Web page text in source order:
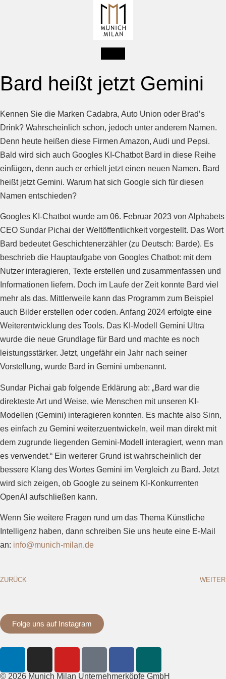
Bard heißt jetzt Gemini
Kennen Sie die Marken Cadabra, Auto Union oder Brad’s
Drink? Wahrscheinlich schon, jedoch unter anderem Namen.
Denn heute heißen diese Firmen Amazon, Audi und Pepsi.
Bald wird sich auch Googles KI-Chatbot Bard in diese Reihe
einfügen, denn auch er erhielt jetzt einen neuen Namen. Bard
heißt jetzt Gemini. Warum hat sich Google sich für diesen
Namen entschieden?
Googles KI-Chatbot wurde am 06. Februar 2023 von Alphabets
CEO Sundar Pichai der Weltöffentlichkeit vorgestellt. Das Wort
Bard bedeutet Geschichtenerzähler (zu Deutsch: Barde). Es
beschrieb die Hauptaufgabe von Googles Chatbot: mit dem
Nutzer interagieren, Texte erstellen und zusammenfassen und
Informationen liefern. Doch im Laufe der Zeit konnte Bard viel
mehr als das. Mittlerweile kann das Programm zum Beispiel
auch Bilder erstellen oder coden. Anfang 2024 erfolgte eine
Weiterentwicklung des Tools. Das KI-Modell Gemini Ultra
wurde die neue Grundlage für Bard und machte es noch
leistungsstärker. Jetzt, ungefähr ein Jahr nach seiner
Vorstellung, wurde Bard in Gemini umbenannt.
Sundar Pichai gab folgende Erklärung ab: „Bard war die
direkteste Art und Weise, wie Menschen mit unseren KI-
Modellen (Gemini) interagieren konnten. Es machte also Sinn,
es einfach zu Gemini weiterzuentwickeln, weil man direkt mit
dem zugrunde liegenden Gemini-Modell interagiert, wenn man
es verwendet.“ Ein weiterer Grund ist wahrscheinlich der
bessere Klang des Wortes Gemini im Vergleich zu Bard. Jetzt
wird sich zeigen, ob Google zu seinem KI-Konkurrenten
OpenAI aufschließen kann.
Wenn Sie weitere Fragen rund um das Thema Künstliche
Intelligenz haben, dann schreiben Sie uns heute eine E-Mail
an: info@munich-milan.de
ZURÜCK WEITER
Folge uns auf Instagram
© 2026 Munich Milan Unternehmerköpfe GmbH